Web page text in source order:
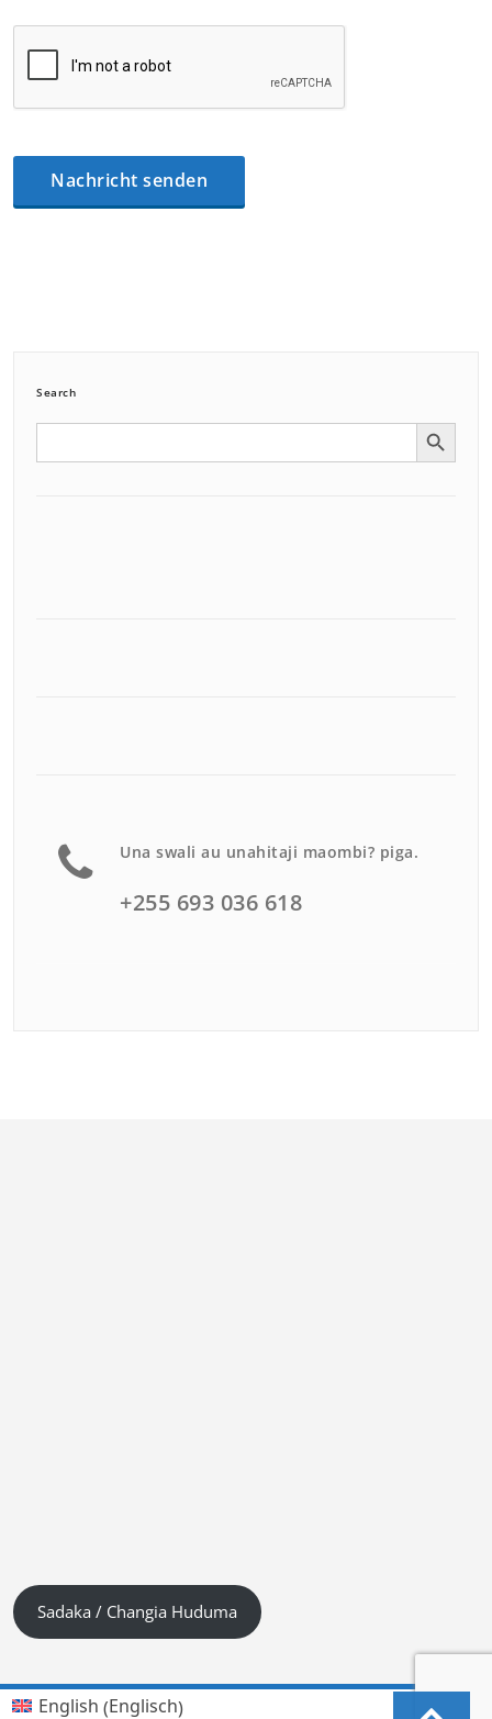
Search
Search Search Button
Una swali au unahitaji maombi? piga.
+255 693 036 618
Sadaka / Changia Huduma
English (Englisch)